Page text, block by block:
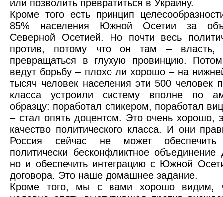
или позволить превратиться в Украину.
Кроме того есть принцип
85% населения Южной Осетии за
Северной Осетией. Но почти весь
против, потому что он там – власть,
превращаться в глухую провинцию.
ведут борьбу – плохо ли хорошо – на
тысяч человек населения эти 500 человек
класса устроили систему вполне по
образцу: поработал спикером, поработал
– стал опять доцентом. Это очень хорошо,
качество политического класса. И они
Россия сейчас не может
политически бесконфликтное объединение
но и обеспечить интеграцию с Южной
договора. Это наше домашнее задание.
Кроме того, мы с вами хорошо видим,